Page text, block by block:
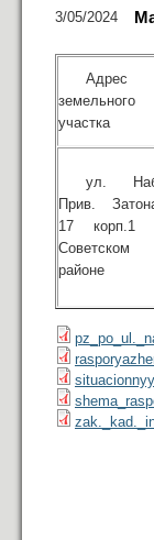
3/05/2024
Адрес
земельного
участка
ул.
Прив.
17 корп.1
Советском
районе